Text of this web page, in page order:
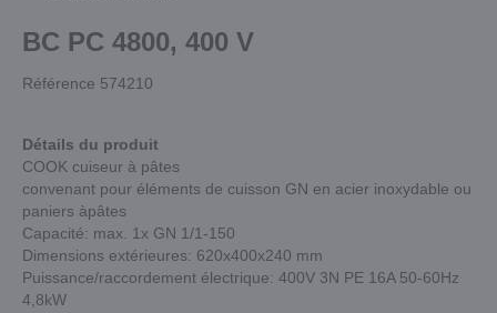
BC PC 4800, 400 V
Référence 574210
Détails du produit
COOK cuiseur à pâtes
convenant pour éléments de cuisson GN en acier inoxydable ou
paniers àpâtes
Capacité: max. 1x GN 1/1-150
Dimensions extérieures: 620x400x240 mm
Puissance/raccordement électrique: 400V 3N PE 16A 50-60Hz
4,8kW